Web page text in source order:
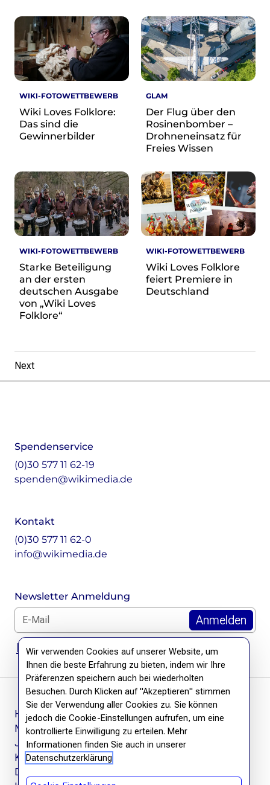
WIKI-FOTOWETTBEWERB
Wiki Loves Folklore:
Das sind die
Gewinnerbilder
GLAM
Der Flug über den
Rosinenbomber –
Drohneneinsatz für
Freies Wissen
WIKI-FOTOWETTBEWERB
Starke Beteiligung
an der ersten
deutschen Ausgabe
von „Wiki Loves
Folklore“
WIKI-FOTOWETTBEWERB
Wiki Loves Folklore
feiert Premiere in
Deutschland
Next
Spendenservice
(0)30 577 11 62-19
spenden@wikimedia.de
Kontakt
(0)30 577 11 62-0
info@wikimedia.de
Newsletter Anmeldung
E-Mail für Newsletter *
DSGVO Hinweis
Häufige Fragen
Newsletter
Jobs
Kontakt
Datenschutzerklärung
Wir verwenden Cookies auf unserer Website, um
Ihnen die beste Erfahrung zu bieten, indem wir Ihre
Präferenzen speichern auch bei wiederholten
Besuchen. Durch Klicken auf "Akzeptieren" stimmen
Sie der Verwendung aller Cookies zu. Sie können
jedoch die Cookie-Einstellungen aufrufen, um eine
kontrollierte Einwilligung zu erteilen. Mehr
Informationen finden Sie auch in unserer
Datenschutzerklärung